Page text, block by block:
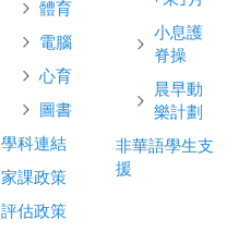
體育
電腦
心育
圖書
學科連結
家課政策
評估政策
小息護
脊操
晨早動
樂計劃
非華語學生支
援